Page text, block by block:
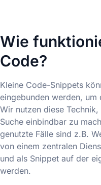
Wie
Code?
Kleine Code-Snippets
eingebunden werden, um
Wir nutzen diese
Suche einbindbar zu
genutzte Fälle sind z.B.
von einem zentralen
und als Snippet auf der
werden.